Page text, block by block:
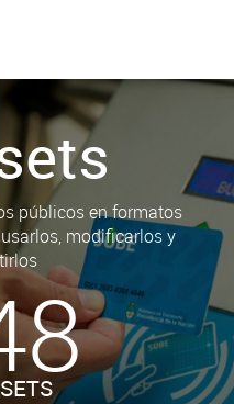
públicos en formatos
modificarlos y